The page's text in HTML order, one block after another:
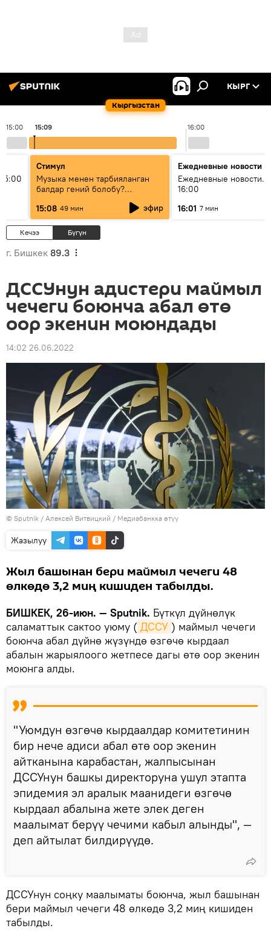
Кыргызстан
КЫРГ
15:00 16:00
15:09
Стимул
Музыка менен тарбияланган
балдар гений болобу?
Кыргыздын жашоосунда
музыканын орду
15:08 49 мин эфир
Ежедневные новости
Ежедневные новости.
16:00
16:01 7 мин
Кечээ Бүгүн
г. Бишкек 89.3
ДССУнун адистери маймыл
чечеги боюнча абал өтө
оор экенин моюндады
14:02 26.06.2022
© Sputnik / Алексей Витвицкий / Медиабанкка өтүү
Жазылуу
Жыл башынан бери маймыл чечеги 48
өлкөдө 3,2 миң кишиден табылды.
БИШКЕК, 26-июн. — Sputnik. Бүткүл дүйнөлүк
саламаттык сактоо уюму ( ДССУ ) маймыл чечеги
боюнча абал дүйнө жүзүндө өзгөчө кырдаал
абалын жарыялоого жетпесе дагы өтө оор экенин
моюнга алды.
"Уюмдун өзгөчө кырдаалдар комитетинин
бир нече адиси абал өтө оор экенин
айтканына карабастан, жалпысынан
ДССУнун башкы директоруна ушул этапта
эпидемия эл аралык маанидеги өзгөчө
кырдаал абалына жете элек деген
маалымат берүү чечими кабыл алынды", —
деп айтылат билдирүүдө.
ДССУнун соңку маалыматы боюнча, жыл башынан
бери маймыл чечеги 48 өлкөдө 3,2 миң кишиден
табылды.